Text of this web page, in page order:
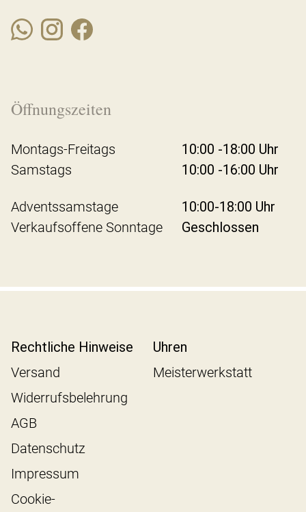
Öffnungszeiten
Montags-Freitags
10:00 -18:00 Uhr
Samstags
10:00 -16:00 Uhr
Adventssamstage
10:00-18:00 Uhr
Verkaufsoffene Sonntage
Geschlossen
Rechtliche Hinweise
Versand
Widerrufsbelehrung
AGB
Datenschutz
Impressum
Cookie-
Uhren
Meisterwerkstatt